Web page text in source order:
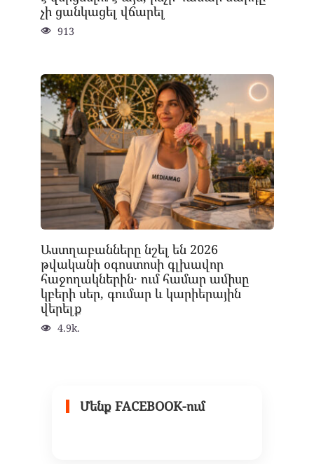
չի ցանկացել վճարել
913
Աստղաբանները նշել են 2026
թվականի օգոստոսի գլխավոր
հաջողակներին․ ում համար ամիսը
կբերի սեր, գումար և կարիերային
վերելք
4.9k.
Մենք FACEBOOK-ում